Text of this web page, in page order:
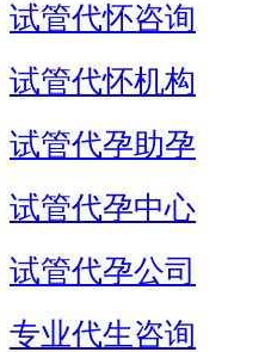
试管代怀咨询
试管代怀机构
试管代孕助孕
试管代孕中心
试管代孕公司
专业代生咨询